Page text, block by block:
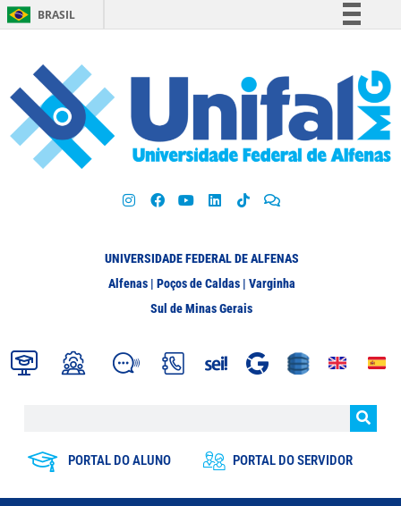
BRASIL
Participe
Acesso à informação
Legislação
UNIVERSIDADE FEDERAL DE ALFENAS
Alfenas | Poços de Caldas | Varginha
Sul de Minas Gerais
PORTAL DO ALUNO PORTAL DO SERVIDOR